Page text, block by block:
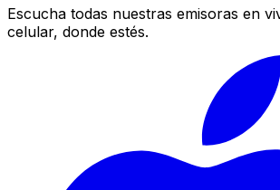
Escucha todas nuestras emisoras en
celular, donde estés.